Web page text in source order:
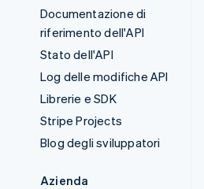
Documentazione di
riferimento dell'API
Stato dell'API
Log delle modifiche API
Librerie e SDK
Stripe Projects
Blog degli sviluppatori
Azienda